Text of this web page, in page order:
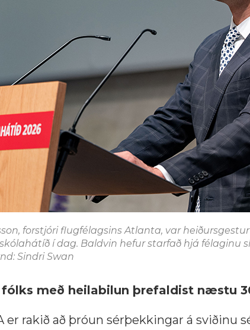
forstjóri flugfélagsins Atlanta, var
í dag. Baldvin hefur starfað hjá félaginu
Sindri Swan
með heilabilun þrefaldist næstu
er rakið að þróun sérþekkingar á sviðinu